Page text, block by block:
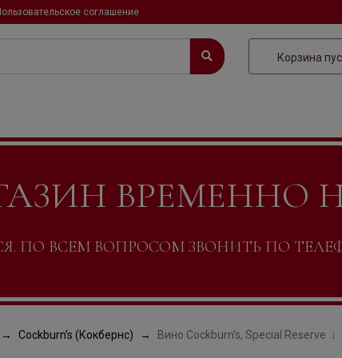
соглашение
Корзина
ВРЕМЕННО
ПО ВСЕМ ВОПРОСОМ ЗВОНИТЬ ПО
Cockburn’s (Кокбернс) Вино Cockburn's, Special Reserve